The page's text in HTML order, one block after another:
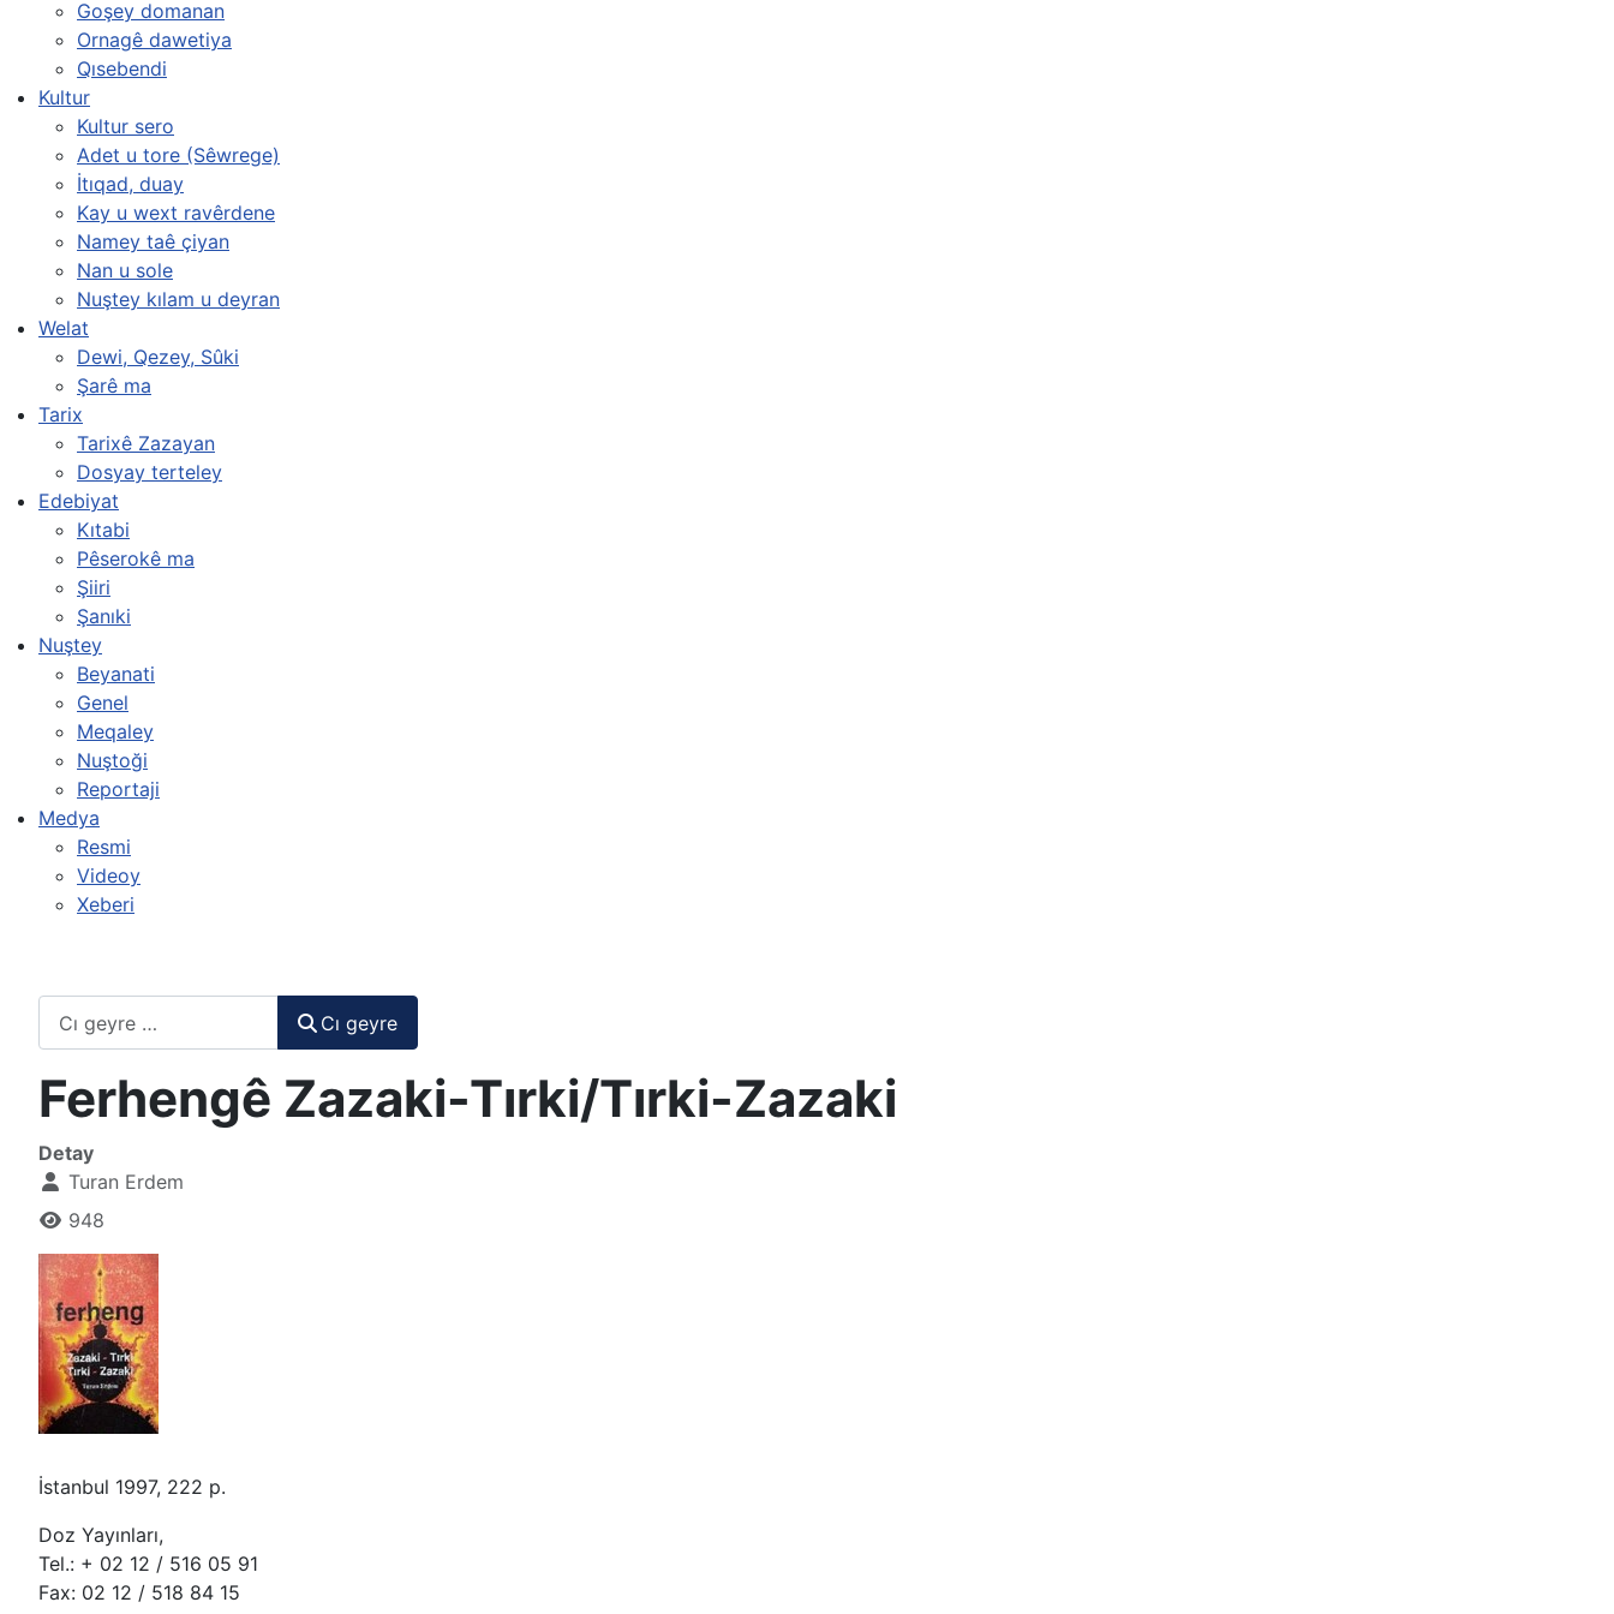
Goşey domanan
Ornagê dawetiya
Qısebendi
Kultur
Kultur sero
Adet u tore (Sêwrege)
İtıqad, duay
Kay u wext ravêrdene
Namey taê çiyan
Nan u sole
Nuştey kılam u deyran
Welat
Dewi, Qezey, Sûki
Şarê ma
Tarix
Tarixê Zazayan
Dosyay terteley
Edebiyat
Kıtabi
Pêserokê ma
Şiiri
Şanıki
Nuştey
Beyanati
Genel
Meqaley
Nuştoği
Reportaji
Medya
Resmi
Videoy
Xeberi
Cı geyre
Ferhengê Zazaki-Tırki/Tırki-Zazaki
Detay
Turan Erdem
948
İstanbul 1997, 222 p.
Doz Yayınları,
Tel.: + 02 12 / 516 05 91
Fax: 02 12 / 518 84 15